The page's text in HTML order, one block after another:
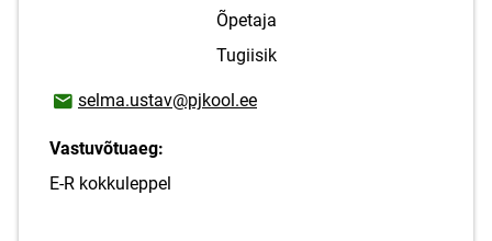
Õpetaja
Tugiisik
E-posti aadress
selma.ustav@pjkool.ee
Vastuvõtuaeg:
E-R kokkuleppel